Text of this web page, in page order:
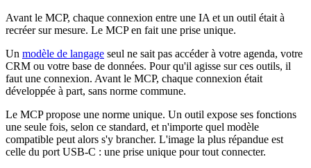
Avant le MCP, chaque connexion entre une IA et un outil était à
recréer sur mesure. Le MCP en fait une prise unique.
Un modèle de langage seul ne sait pas accéder à votre agenda, votre
CRM ou votre base de données. Pour qu'il agisse sur ces outils, il
faut une connexion. Avant le MCP, chaque connexion était
développée à part, sans norme commune.
Le MCP propose une norme unique. Un outil expose ses fonctions
une seule fois, selon ce standard, et n'importe quel modèle
compatible peut alors s'y brancher. L'image la plus répandue est
celle du port USB-C : une prise unique pour tout connecter.